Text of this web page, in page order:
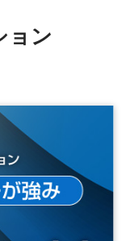
ョン